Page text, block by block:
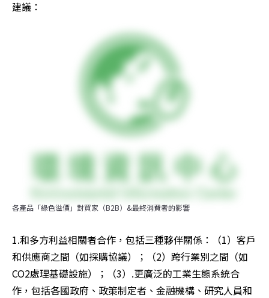
建議：
各產品「綠色溢價」對買家（B2B）&最終消費者的影響
1.和多方利益相關者合作，包括三種夥伴關係：（1）客戶
和供應商之間（如採購協議）；（2）跨行業別之間（如
CO2處理基礎設施）；（3）.更廣泛的工業生態系統合
作，包括各國政府、政策制定者、金融機構、研究人員和